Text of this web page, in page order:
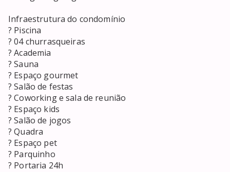
Infraestrutura do condomínio
? Piscina
? 04 churrasqueiras
? Academia
? Sauna
? Espaço gourmet
? Salão de festas
? Coworking e sala de reunião
? Espaço kids
? Salão de jogos
? Quadra
? Espaço pet
? Parquinho
? Portaria 24h